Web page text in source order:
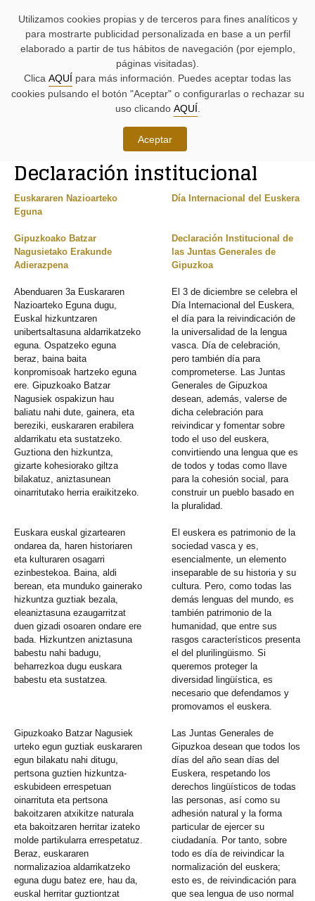
NAVEGACIÓN:
contenido.
parlamentaria.
parlamentarias.
MENÚS
PRINCIPAL
ACCESO
ACTUAL
CONTENIDO
PRINCIPAL
DE
LA
Declaración institucional
Euskararen Nazioarteko
Eguna
Día Internacional del Euskera
Gipuzkoako Batzar
Nagusietako Erakunde
Adierazpena
Declaración Institucional de
las Juntas Generales de
Gipuzkoa
Abenduaren 3a Euskararen
Nazioarteko Eguna dugu,
Euskal hizkuntzaren
unibertsaltasuna aldarrikatzeko
eguna. Ospatzeko eguna
beraz, baina baita
konpromisoak hartzeko eguna
ere. Gipuzkoako Batzar
Nagusiek ospakizun hau
baliatu nahi dute, gainera, eta
bereziki, euskararen erabilera
aldarrikatu eta sustatzeko.
Guztiona den hizkuntza,
gizarte kohesiorako giltza
bilakatuz, aniztasunean
oinarritutako herria eraikitzeko.
El 3 de diciembre se celebra el
Día Internacional del Euskera,
el día para la reivindicación de
la universalidad de la lengua
vasca. Día de celebración,
pero también día para
comprometerse. Las Juntas
Generales de Gipuzkoa
desean, además, valerse de
dicha celebración para
reivindicar y fomentar sobre
todo el uso del euskera,
convirtiendo una lengua que es
de todos y todas como llave
para la cohesión social, para
construir un pueblo basado en
la pluralidad.
Euskara euskal gizartearen
ondarea da, haren historiaren
eta kulturaren osagarri
ezinbestekoa. Baina, aldi
berean, eta munduko gainerako
hizkuntza guztiak bezala,
eleaniztasuna ezaugarritzat
duen gizadi osoaren ondare ere
bada. Hizkuntzen aniztasuna
babestu nahi badugu,
beharrezkoa dugu euskara
babestu eta sustatzea.
El euskera es patrimonio de la
sociedad vasca y es,
esencialmente, un elemento
inseparable de su historia y su
cultura. Pero, como todas las
demás lenguas del mundo, es
también patrimonio de la
humanidad, que entre sus
rasgos característicos presenta
el del plurilingüismo. Si
queremos proteger la
diversidad lingüística, es
necesario que defendamos y
promovamos el euskera.
Gipuzkoako Batzar Nagusiek
urteko egun guztiak euskararen
egun bilakatu nahi ditugu,
pertsona guztien hizkuntza-
eskubideen errespetuan
oinarrituta eta pertsona
bakoitzaren atxikitze naturala
eta bakoitzaren herritar izateko
molde partikularra errespetatuz.
Beraz, euskararen
normalizazioa aldarrikatzeko
eguna dugu batez ere, hau da,
euskal herritar guztiontzat
Las Juntas Generales de
Gipuzkoa desean que todos los
días del año sean días del
Euskera, respetando los
derechos lingüísticos de todas
las personas, así como su
adhesión natural y la forma
particular de ejercer su
ciudadanía. Por tanto, sobre
todo es día de reivindicar la
normalización del euskera;
esto es, de reivindicación para
que sea lengua de uso normal
Utilizamos cookies propias y de terceros para fines analíticos y
para mostrarte publicidad personalizada en base a un perfil
elaborado a partir de tus hábitos de navegación (por ejemplo,
páginas visitadas).
Clica AQUÍ para más información. Puedes aceptar todas las
cookies pulsando el botón "Aceptar" o configurarlas o rechazar su
uso clicando AQUÍ
Aceptar